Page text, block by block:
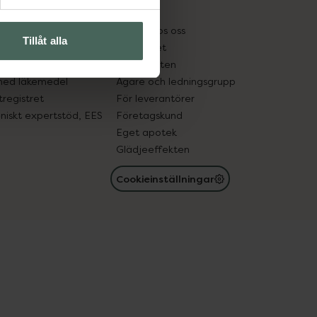
Tillåt alla
in gammal medicin
läkemedel
expertstöd, EES
Pressrum
Jobba hos oss
Hållbarhet
Samarbeten
Ägare och ledningsgrupp
För leverantörer
Företagskund
Eget apotek
Glädjeeffekten
Cookieinställningar